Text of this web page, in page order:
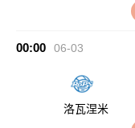
00:00 06-03
洛瓦涅米